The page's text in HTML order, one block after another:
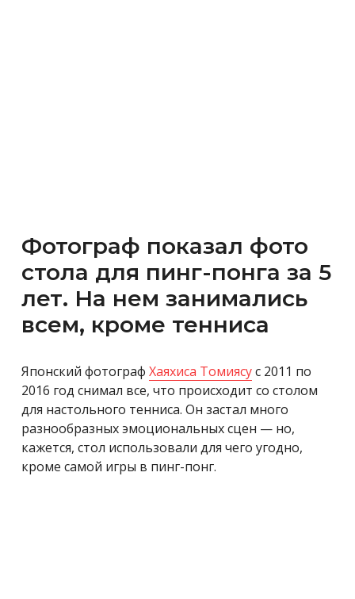
Фотограф показал фото
стола для пинг-понга за 5
лет. На нем занимались
всем, кроме тенниса
Японский фотограф Хаяхиса Томиясус 2011 по
2016 год снимал все, что происходит со столом
для настольного тенниса. Он застал много
разнообразных эмоциональных сцен — но,
кажется, стол использовали для чего угодно,
кроме самой игры в пинг-понг.